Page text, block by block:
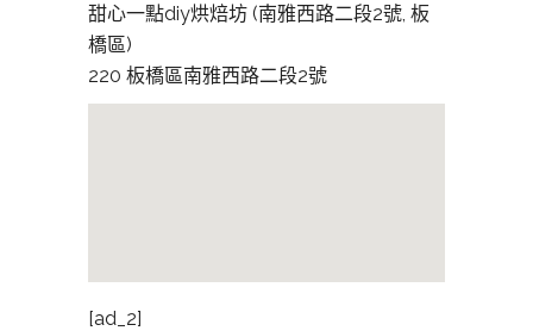
甜心一點diy烘焙坊 (南雅西路二段2號, 板
橋區)
220 板橋區南雅西路二段2號
[ad_2]